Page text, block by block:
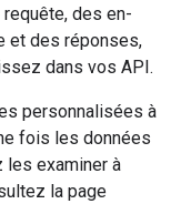
des en-
et des réponses,
dans vos API.
personnalisées à
fois les données
les examiner à
la page